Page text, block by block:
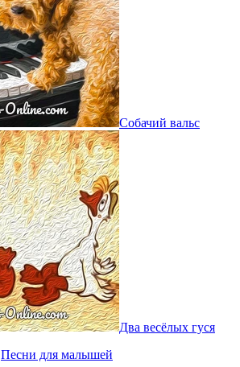
Собачий вальс
Два весёлых гуся
Песни для малышей